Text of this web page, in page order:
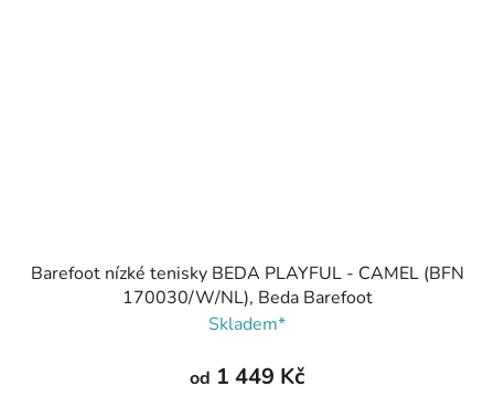
Barefoot nízké tenisky BEDA PLAYFUL - CAMEL (BFN
170030/W/NL), Beda Barefoot
Skladem*
od 1 449 Kč